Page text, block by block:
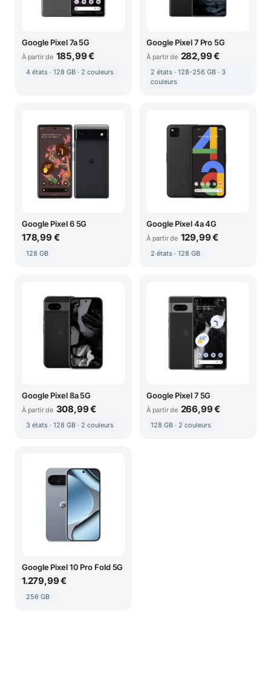
Google Pixel 7a 5G
À partir de 185,99 €
4 états · 128 GB · 2 couleurs
Google Pixel 7 Pro 5G
À partir de 282,99 €
2 états · 128-256 GB · 3
couleurs
Google Pixel 6 5G
178,99 €
128 GB
Google Pixel 4a 4G
À partir de 129,99 €
2 états · 128 GB
Google Pixel 8a 5G
À partir de 308,99 €
3 états · 128 GB · 2 couleurs
Google Pixel 7 5G
À partir de 266,99 €
128 GB · 2 couleurs
Google Pixel 10 Pro Fold 5G
1.279,99 €
256 GB